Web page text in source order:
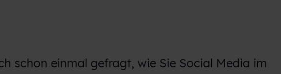
schon einmal gefragt, wie Sie Social Media im